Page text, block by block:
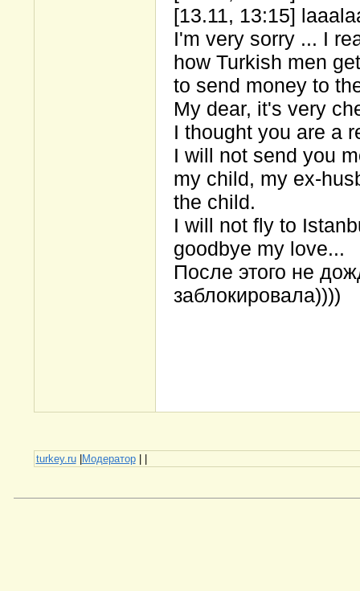
[13.11, 13:15]
I'm very sorry ... I
how Turkish men
to send money to
My dear, it's very
I thought you are a
I will not send you
my child, my ex-
the child.
I will not fly to
goodbye my love...
После этого не
заблокировала))))
turkey.ru|Модератор| |